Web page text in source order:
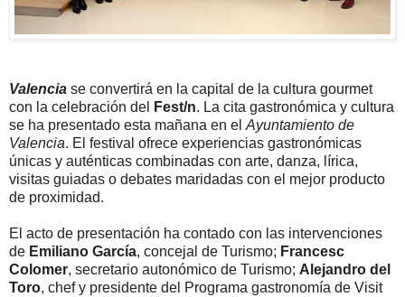
Valencia se convertirá en la capital de la cultura gourmet
con la celebración del
Fest/n. La cita gastronómica y cultura
se ha presentado esta mañana en el Ayuntamiento de
Valencia. El festival ofrece experiencias gastronómicas
únicas y auténticas combinadas con arte, danza, lírica,
visitas guiadas o debates maridadas con el mejor producto
de proximidad.
El acto de presentación ha contado con las intervenciones
de Emiliano García, concejal de Turismo; Francesc
Colomer, secretario autonómico de Turismo; Alejandro del
Toro, chef y presidente del Programa gastronomía de Visit